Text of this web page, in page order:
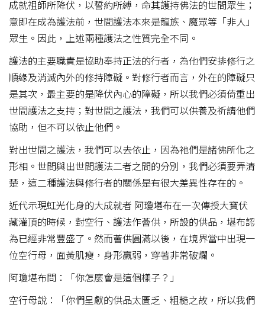
成就祖師所降伏，以誓約所縛，命其護持佛法的世間眾生；
意即在成為護法前，世間護法本來是龍族、魔眾等「非人」
眾生。因此，上述兩種護法之性質完全不同。
護法的主要職責是協助奉持正法的行者，為他們安排修行之
順緣及消滅內外的修持障礙。對修行者而言，外在的障礙只
是其次，最主要的是降伏內心的障礙，所以我們必須倚重出
世間護法之支持；對世間之護法，我們可以供養及祈請他們
協助，但不可以依止他們。
對出世間之護法，我們可以去依止，因為祂們是諸佛所化之
形相。世間與出世間護法二者之間的分別，我們必須要弄清
楚，這二種護法與修行者的關係是有很大差異性存在的。
近代示現虹光化身的大成就者 阿瓊堪布在一次傳授大寶伏
藏灌頂的時候，對空行、護法作薈供，所設的供品，堪布認
為已經非常豐盛了。然而薈供圓滿以後，在境界當中出現一
位空行母，面黃肌瘦，身形羸弱，穿著非常破爛。
阿瓊堪布問：「你怎麼會是這個樣子？」
空行母說：「你們呈獻的供品太匱乏、粗糙之故，所以我們